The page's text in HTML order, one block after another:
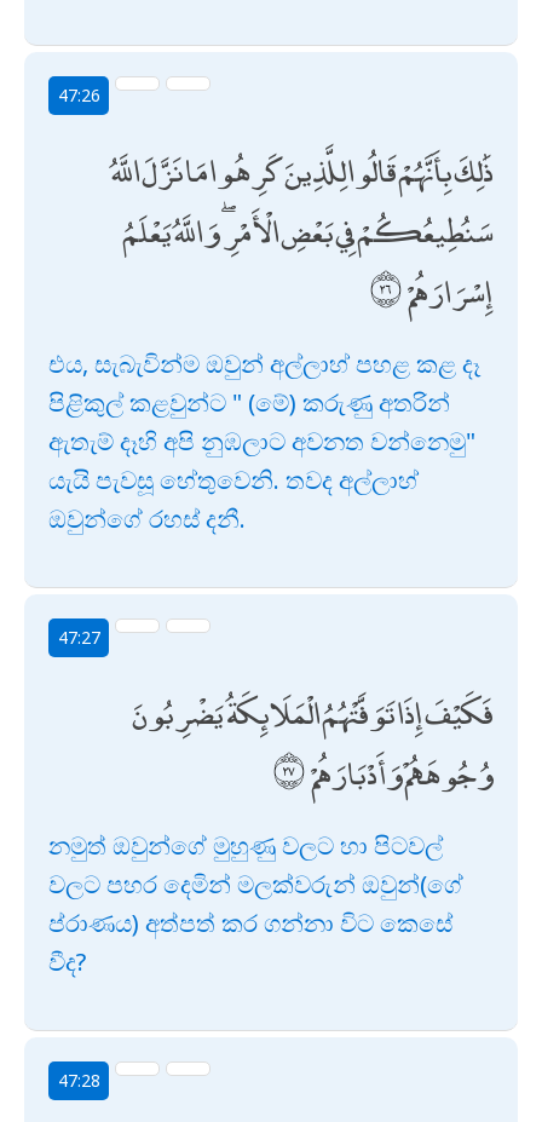
47:26
ذَٰلِكَ بِأَنَّهُمْ قَالُوا لِلَّذِينَ كَرِهُوا مَا نَزَّلَ اللَّهُ
سَنُطِيعُكُمْ فِي بَعْضِ الْأَمْرِ ۖ وَاللَّهُ يَعْلَمُ
إِسْرَارَهُمْ
එය, සැබැවින්ම ඔවුන් අල්ලාහ් පහළ කළ දෑ
පිළිකුල් කළවුන්ට " (මේ) කරුණු අතරින්
ඇතැම් දෑහි අපි නුඹලාට අවනත වන්නෙමු"
යැයි පැවසූ හේතුවෙනි. තවද අල්ලාහ්
ඔවුන්ගේ රහස් දනී.
47:27
فَكَيْفَ إِذَا تَوَفَّتْهُمُ الْمَلَائِكَةُ يَضْرِبُونَ
وُجُوهَهُمْ وَأَدْبَارَهُمْ
නමුත් ඔවුන්ගේ මුහුණු වලට හා පිටවල්
වලට පහර දෙමින් මලක්වරුන් ඔවුන්(ගේ
ප්රාණය) අත්පත් කර ගන්නා විට කෙසේ
වීද?
47:28